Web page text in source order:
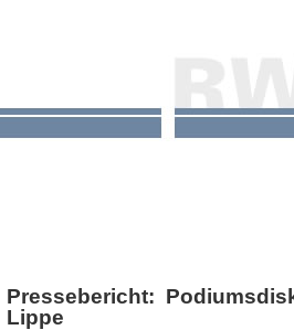
Pressebericht:
Lippe